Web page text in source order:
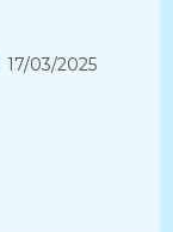
17/03/2025